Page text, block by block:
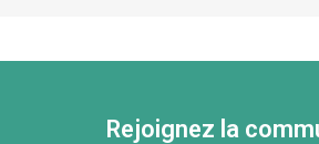
Rejoignez la